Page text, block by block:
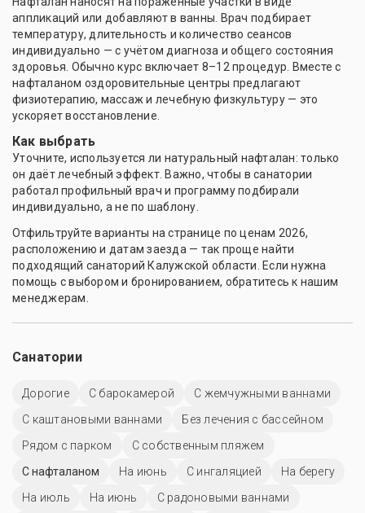
аппликаций или добавляют в ванны. Врач подбирает
температуру, длительность и количество сеансов
индивидуально — с учётом диагноза и общего состояния
здоровья. Обычно курс включает 8–12 процедур. Вместе с
нафталаном оздоровительные центры предлагают
физиотерапию, массаж и лечебную физкультуру — это
ускоряет восстановление.
Как выбрать
Уточните, используется ли натуральный нафталан: только
он даёт лечебный эффект. Важно, чтобы в санатории
работал профильный врач и программу подбирали
индивидуально, а не по шаблону.
Отфильтруйте варианты на странице по ценам 2026,
расположению и датам заезда — так проще найти
подходящий санаторий Калужской области. Если нужна
помощь с выбором и бронированием, обратитесь к нашим
менеджерам.
Санатории
Дорогие С барокамерой
С жемчужными ваннами
С каштановыми ваннами
Без лечения с бассейном
Рядом с парком
С собственным пляжем
С нафталаном
На июнь С ингаляцией
На берегу
На июль
На июнь
С радоновыми ваннами